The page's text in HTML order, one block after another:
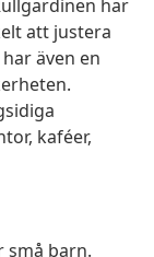
har
att justera
även en
kaféer,
små barn.